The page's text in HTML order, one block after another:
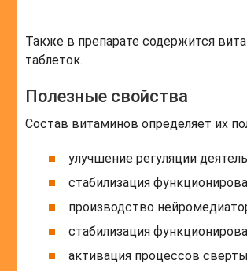
Также в препарате содержится
таблеток.
Полезные свойства
Состав витаминов определяет их
улучшение регуляции
стабилизация
производство
стабилизация
активация процессов